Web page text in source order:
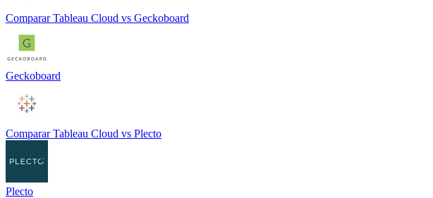
Comparar Tableau Cloud vs Geckoboard
Geckoboard
Comparar Tableau Cloud vs Plecto
Plecto